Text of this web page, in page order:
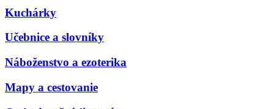
Kuchárky
Učebnice a slovníky
Náboženstvo a ezoterika
Mapy a cestovanie